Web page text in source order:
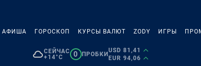
АФИША ГОРОСКОП КУРСЫ ВАЛЮТ ZODY ИГРЫ
СЕЙЧАС
+14°C
0 ПРОБКИ
USD 81,41
EUR 94,06